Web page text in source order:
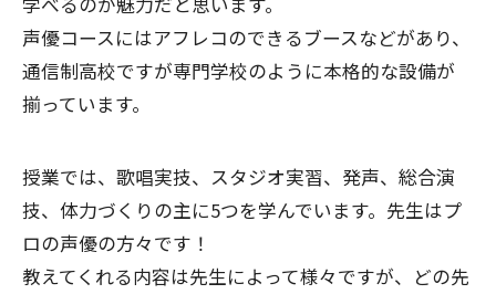
声優コースにはアフレコのできるブースなどがあり、
通信制高校ですが専門学校のように本格的な設備が
揃っています。
授業では、歌唱実技、スタジオ実習、発声、総合演
技、体力づくりの主に5つを学んでいます。先生はプ
ロの声優の方々です！
教えてくれる内容は先生によって様々ですが、どの先